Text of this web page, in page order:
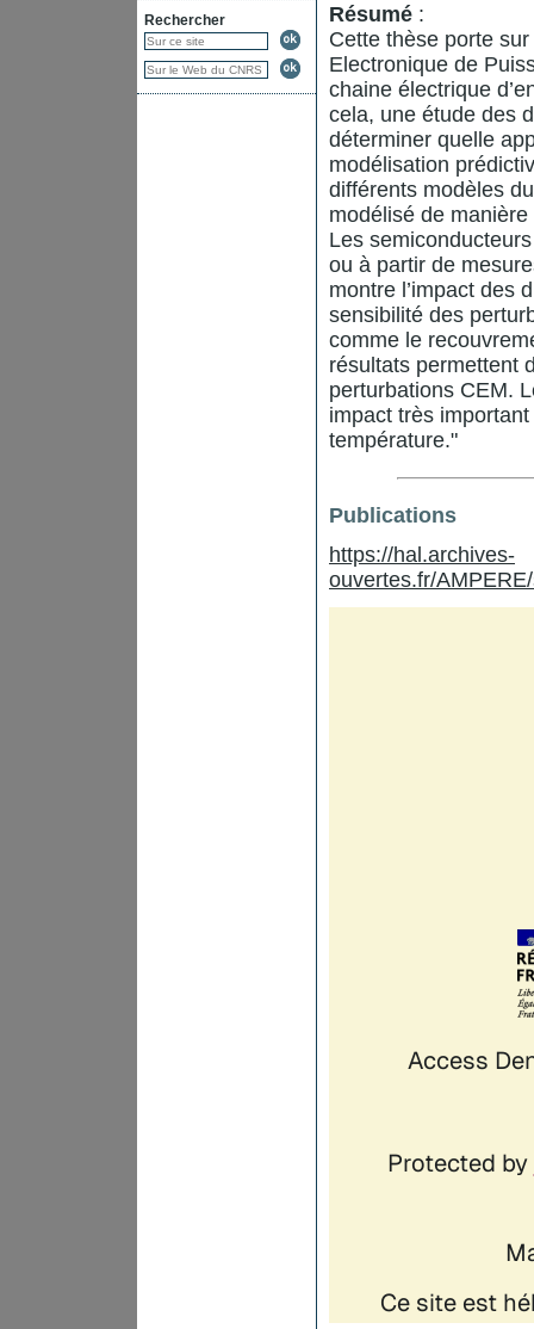
Rechercher
Résumé :
Cette thèse porte
Electronique de
chaine électrique
cela, une étude des
déterminer quelle
modélisation
différents modèles
modélisé de
Les
ou à partir de
montre l’impact des
sensibilité des
comme le
résultats permettent
perturbations CEM.
impact très
température."
Publications
https://hal.archives-
ouvertes.fr/